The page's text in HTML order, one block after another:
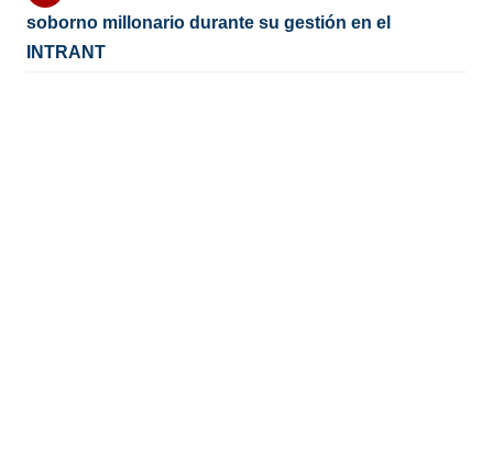
soborno millonario durante su gestión en el
INTRANT